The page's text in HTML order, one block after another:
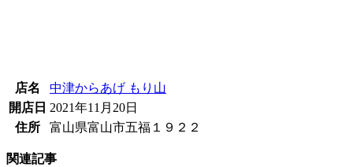
店名
中津からあげ もり山
開店日 2021年11月20日
住所
富山県富山市五福１９２２
関連記事